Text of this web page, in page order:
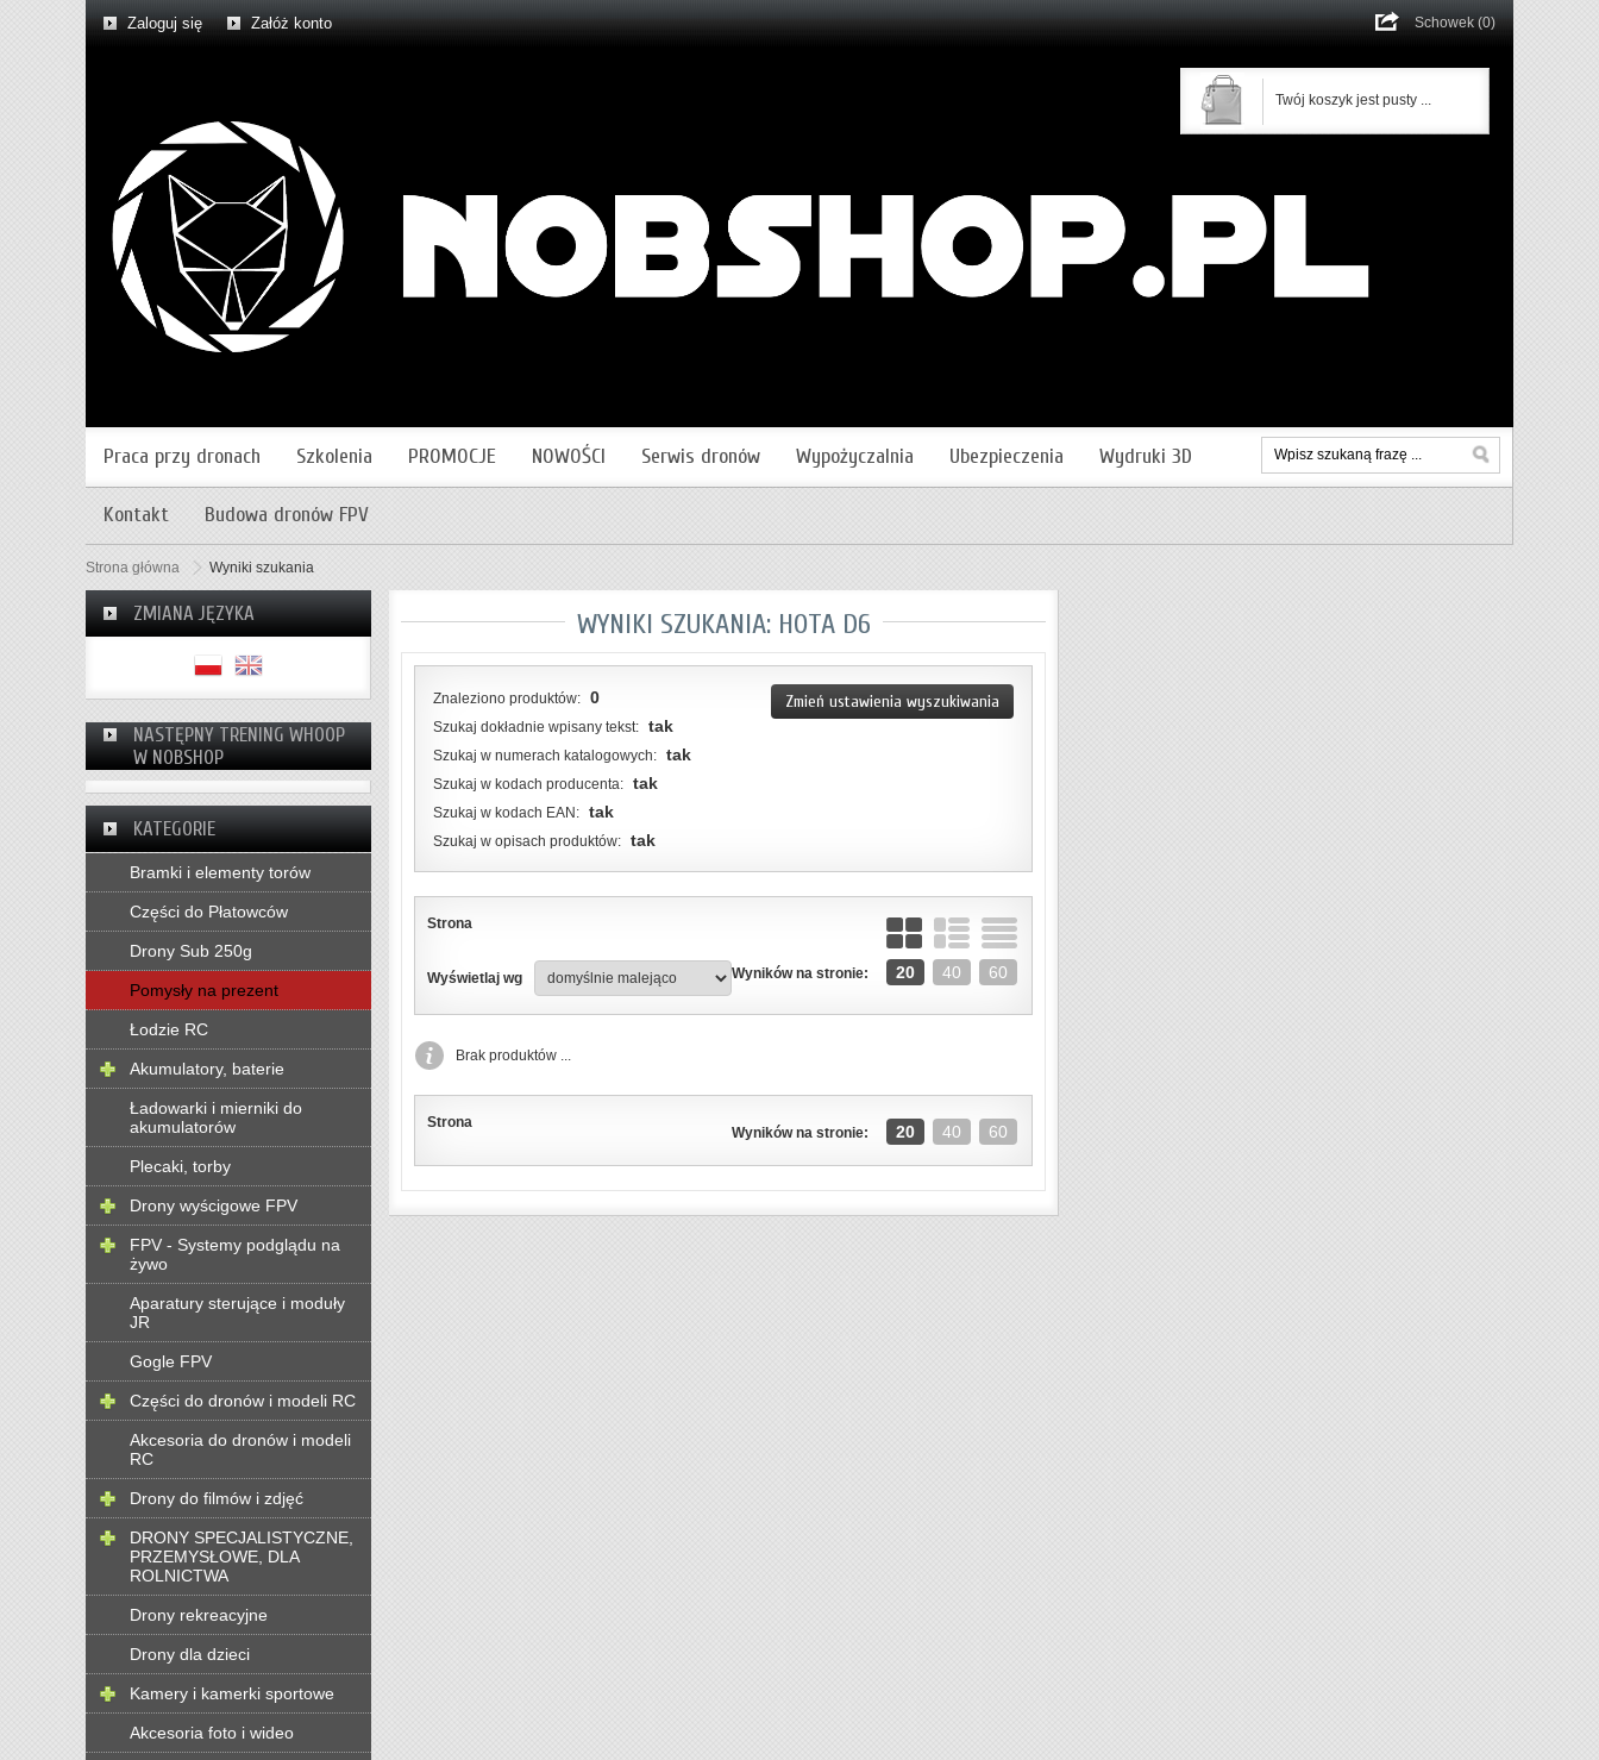
Zaloguj się Załóż konto Schowek (0)
Twój koszyk jest pusty ...
Praca przy dronach Szkolenia PROMOCJE NOWOŚCI Serwis dronów Wypożyczalnia Ubezpieczenia Wydruki 3D
Kontakt Budowa dronów FPV
Strona główna Wyniki szukania
ZMIANA JĘZYKA
NASTĘPNY TRENING WHOOP
W NOBSHOP
KATEGORIE
Bramki i elementy torów
Części do Płatowców
Drony Sub 250g
Pomysły na prezent
Łodzie RC
Akumulatory, baterie
Ładowarki i mierniki do
akumulatorów
Plecaki, torby
Drony wyścigowe FPV
FPV - Systemy podglądu na
żywo
Aparatury sterujące i moduły
JR
Gogle FPV
Części do dronów i modeli RC
Akcesoria do dronów i modeli
RC
Drony do filmów i zdjęć
DRONY SPECJALISTYCZNE,
PRZEMYSŁOWE, DLA
ROLNICTWA
Drony rekreacyjne
Drony dla dzieci
Kamery i kamerki sportowe
Akcesoria foto i wideo
WYNIKI SZUKANIA: HOTA D6
Zmień ustawienia wyszukiwania
Znaleziono produktów: 0
Szukaj dokładnie wpisany tekst: tak
Szukaj w numerach katalogowych: tak
Szukaj w kodach producenta: tak
Szukaj w kodach EAN: tak
Szukaj w opisach produktów: tak
Strona
Wyświetlaj wg Wyników na stronie: 20 40 60
Brak produktów ...
Strona
Wyników na stronie: 20 40 60